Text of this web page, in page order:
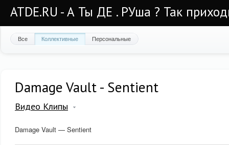
ATDE.RU - А Ты ДЕ . РУша ? Так
Все Коллективные Персональные
Damage Vault - Sentient
Видео Клипы
Damage Vault — Sentient